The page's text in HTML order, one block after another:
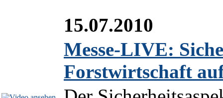
15.07.2010
Messe-LIVE:
Forstwirtschaft